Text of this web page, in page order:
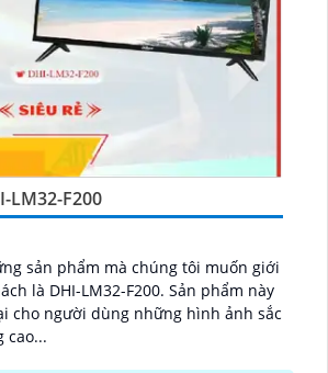
LM32-F200
sản phẩm mà chúng tôi muốn giới
LM32-F200. Sản phẩm này
cho người dùng những hình ảnh sắc
cao...